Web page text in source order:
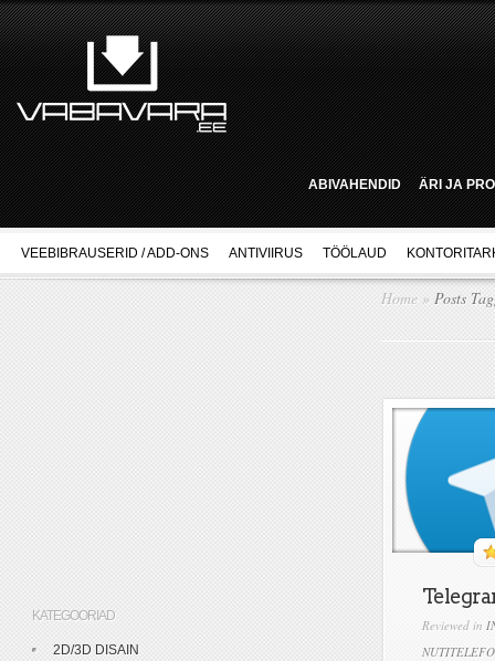
ABIVAHENDID ÄRI JA
VEEBIBRAUSERID / ADD-ONS ANTIVIIRUS TÖÖLAUD
Home » Posts
Reviewed in
KATEGOORIAD
2D/3D DISAIN